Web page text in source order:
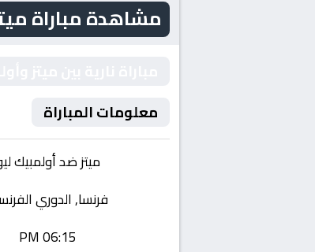
مشاهدة مباراة ميتز و
معلومات المباراة
ميتز ضد أولمبيك
فرنسا, الدوري